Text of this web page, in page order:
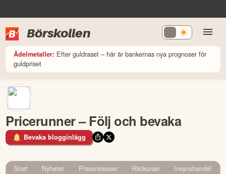
Börskollen
Ädelmetaller: Efter guldraset – här är bankernas nya prognoser för
guldpriset
Pricerunner – Följ och bevaka
Bevaka blogginlägg
Start Nyheter Pressreleaser Riktkurser
Insynshandel